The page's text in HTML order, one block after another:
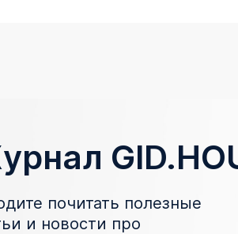
почитать полезные
и новости про